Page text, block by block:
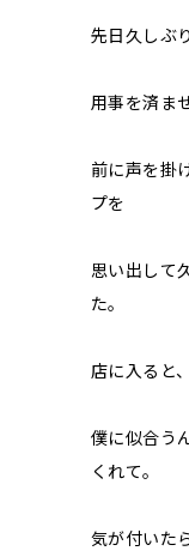
先日久しぶ
用事を済ま
前に声を掛
プを
思い出して
た。
店に入ると
僕に似合う
くれて。
気が付いた